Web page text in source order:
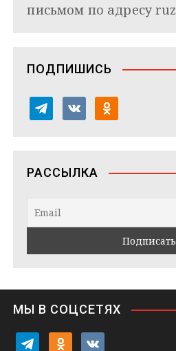
письмом по адресу
ПОДПИШИСЬ
e
e
a
v
k
n
d
o
k
i
РАССЫЛКА
МЫ В СОЦСЕТЯХ
v